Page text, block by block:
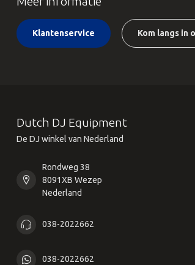
Klantenservice Kom langs in
Dutch DJ Equipment
De DJ winkel van Nederland
Rondweg 38
8091XB Wezep
Nederland
038-2022662
038-2022662